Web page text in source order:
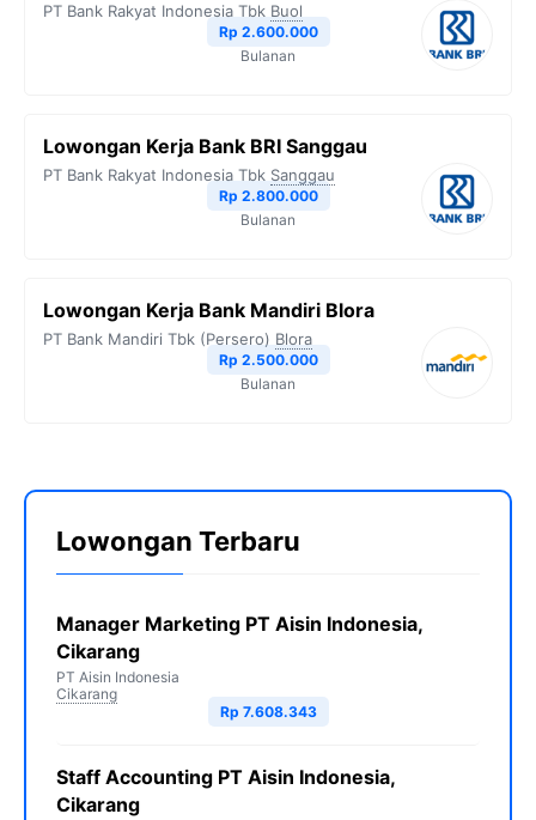
PT Bank Rakyat Indonesia Tbk Buol
Rp 2.600.000
Bulanan
Lowongan Kerja Bank BRI Sanggau
PT Bank Rakyat Indonesia Tbk Sanggau
Rp 2.800.000
Bulanan
Lowongan Kerja Bank Mandiri Blora
PT Bank Mandiri Tbk (Persero) Blora
Rp 2.500.000
Bulanan
Lowongan Terbaru
Manager Marketing PT Aisin Indonesia,
Cikarang
PT Aisin Indonesia
Cikarang
Rp 7.608.343
Staff Accounting PT Aisin Indonesia,
Cikarang